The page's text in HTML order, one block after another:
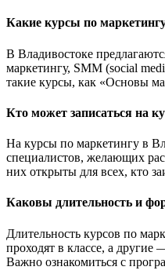
Какие курсы по
В Владивостоке
маркетингу, SMM (social
такие курсы, как «Основы
Кто может записаться на
На курсы по маркетингу в
специалистов, желающих
них открыты для всех, кто
Каковы длительность и
Длительность курсов по
проходят в классе, а
Важно ознакомиться с